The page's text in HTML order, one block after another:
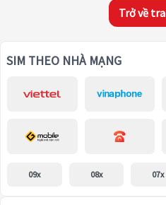
Trở về
SIM THEO NHÀ MẠNG
09x 08x 07x